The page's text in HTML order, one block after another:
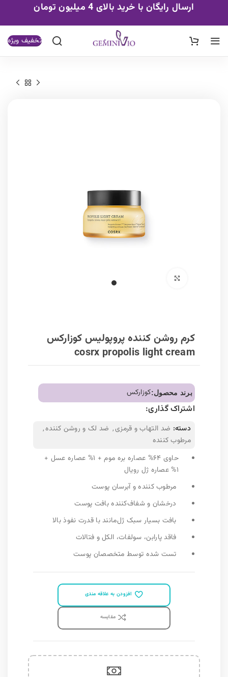
ارسال رایگان با خرید بالای 4 میلیون تومان
تخفیف ویژه
برای بزرگنمایی کلیک کنید
کرم روشن کننده پروپولیس کوزارکس
cosrx propolis light cream
برند محصول:کوزارکس
اشتراک گذاری:
دسته: ضد التهاب و قرمزی, ضد لک و روشن کننده,
مرطوب کننده
حاوی ۶۴% عصاره بره موم + ۱% عصاره عسل +
۱% عصاره ژل رویال
مرطوب کننده و آبرسان پوست
درخشان و شفاف‌کننده بافت پوست
بافت بسیار سبک ژل‌مانند با قدرت نفوذ بالا
فاقد پارابن، سولفات، الکل و فتالات
تست شده توسط متخصصان پوست
افزودن به علاقه مندی
مقايسه